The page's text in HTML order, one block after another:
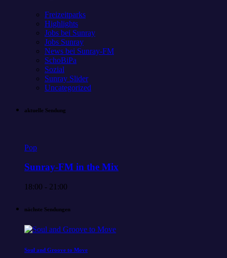
Freizeitparks
Highlights
Jobs bei Sunray
Jobs Sunray
News bei Sunray-FM
SchoBiPa
Sozial
Sunray Slider
Uncategorized
aktuelle Sendung
Pop
Sunray-FM in the Mix
18:00 - 21:00
nächste Sendungen
Soul and Groove to Move